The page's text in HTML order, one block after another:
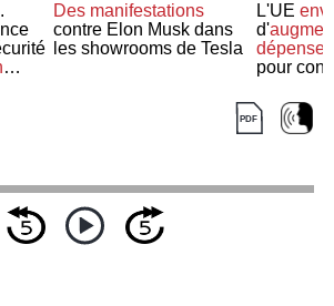
Des manifestations
contre Elon Musk dans
les showrooms de Tesla
L'UE
d'
pour